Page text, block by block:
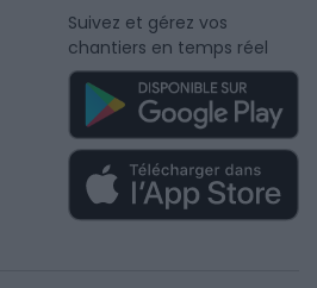
Suivez et gérez vos
chantiers en temps réel